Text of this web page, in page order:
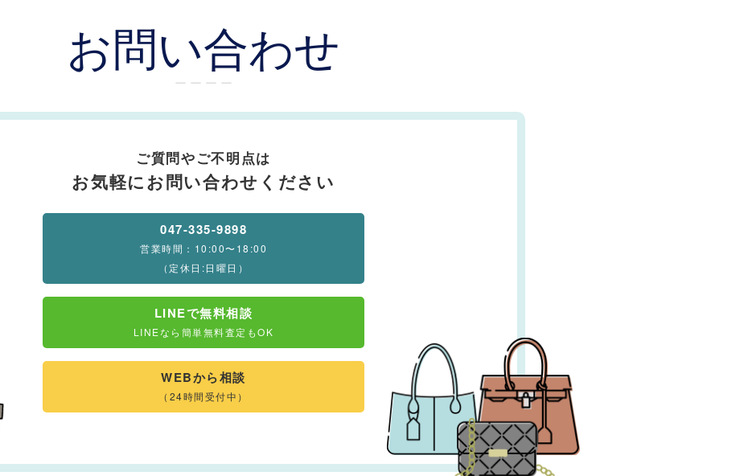
お問い合わせ
ー ー ー ー
ご質問やご不明点は
お気軽にお問い合わせください
047-335-9898
営業時間：10:00〜18:00
（定休日:日曜日）
LINEで無料相談
LINEなら簡単無料査定もOK
WEBから相談
（24時間受付中）